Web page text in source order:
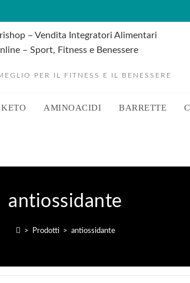
PER IL FITNESS E IL BENESSERE
KETO AMINOACIDI BARRETTE
antiossidante
> Prodotti > antiossidante